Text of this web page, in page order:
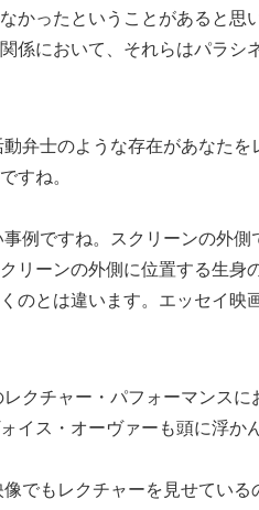
かったということがあると思
係において、それらはパラシ
弁士のような存在があなたを
すね。
例ですね。スクリーンの外側
リーンの外側に位置する生身
のとは違います。エッセイ映
クチャー・パフォーマンスに
イス・オーヴァーも頭に浮か
でもレクチャーを見せている